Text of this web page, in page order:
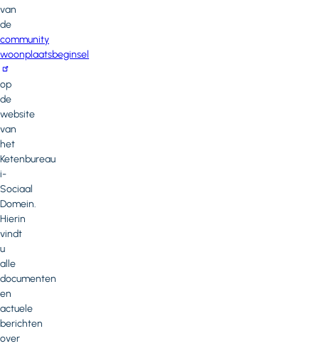
van
de
community
woonplaatsbeginsel
op
de
website
van
het
Ketenbureau
i-
Sociaal
Domein.
Hierin
vindt
u
alle
documenten
en
actuele
berichten
over